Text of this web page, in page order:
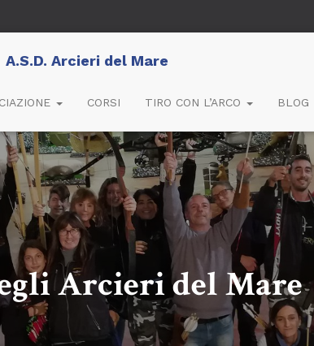
A.S.D. Arcieri del Mare
CORSI TIRO CON L’ARCO BLOG
Arcieri del Mare